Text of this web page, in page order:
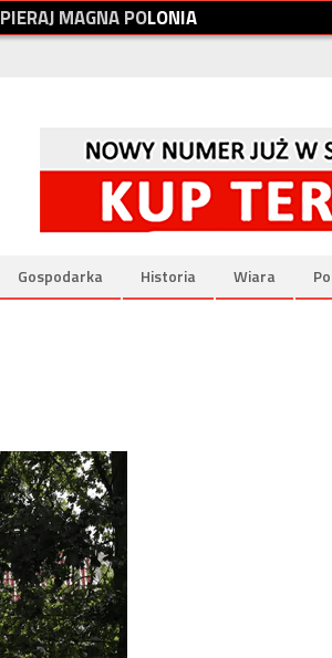
PIERAJMAGNAPOLONIA
Gospodarka Historia Wiara